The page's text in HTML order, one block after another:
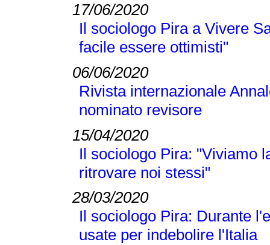
17/06/2020
Il sociologo Pira a Vivere
facile essere ottimisti"
06/06/2020
Rivista internazionale
nominato revisore
15/04/2020
Il sociologo Pira: "Viviamo
ritrovare noi stessi"
28/03/2020
Il sociologo Pira: Durante
usate per indebolire l'Italia